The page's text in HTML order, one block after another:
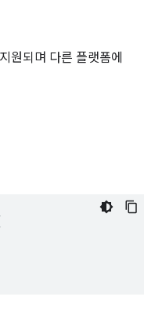
원되며 다른 플랫폼에